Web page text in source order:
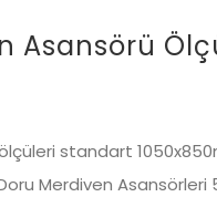
Asansörü
standart
Merdiven Asansörleri